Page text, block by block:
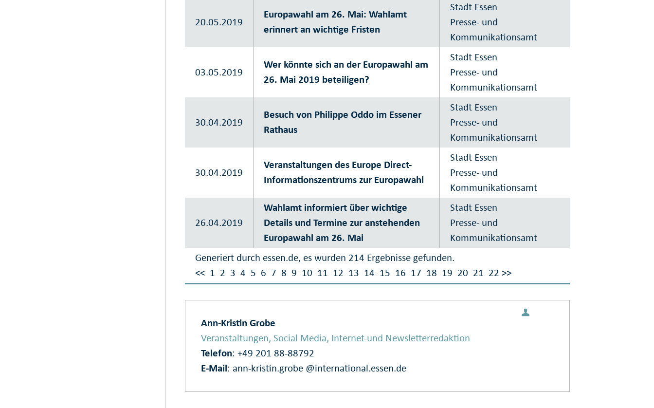
Generiert durch essen.de, es wurden 214 Ergebnisse gefunden.
<< 1 2 3 4 5 6 7 8 9 10 11 12 13 14 15 16 17 18 19 20 21 22 >>
20.05.2019
Europawahl am 26. Mai: Wahlamt
erinnert an wichtige Fristen
Stadt Essen
Presse- und
Kommunikationsamt
03.05.2019
Wer könnte sich an der Europawahl am
26. Mai 2019 beteiligen?
Stadt Essen
Presse- und
Kommunikationsamt
30.04.2019
Besuch von Philippe Oddo im Essener
Rathaus
Stadt Essen
Presse- und
Kommunikationsamt
30.04.2019
Veranstaltungen des Europe Direct-
Informationszentrums zur Europawahl
Stadt Essen
Presse- und
Kommunikationsamt
26.04.2019
Wahlamt informiert über wichtige
Details und Termine zur anstehenden
Europawahl am 26. Mai
Stadt Essen
Presse- und
Kommunikationsamt
Ann-Kristin Grobe
Veranstaltungen, Social Media, Internet-und Newsletterredaktion
Telefon: +49 201 88-88792
E‑Mail: ann-kristin.grobe @international.essen.de